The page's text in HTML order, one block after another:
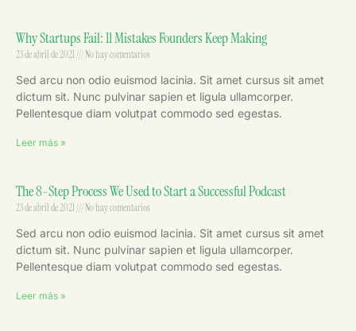
Why Startups Fail: 11 Mistakes Founders Keep Making
23 de abril de 2021 No hay comentarios
Sed arcu non odio euismod lacinia. Sit amet cursus sit amet
dictum sit. Nunc pulvinar sapien et ligula ullamcorper.
Pellentesque diam volutpat commodo sed egestas.
Leer más »
The 8-Step Process We Used to Start a Successful Podcast
23 de abril de 2021 No hay comentarios
Sed arcu non odio euismod lacinia. Sit amet cursus sit amet
dictum sit. Nunc pulvinar sapien et ligula ullamcorper.
Pellentesque diam volutpat commodo sed egestas.
Leer más »